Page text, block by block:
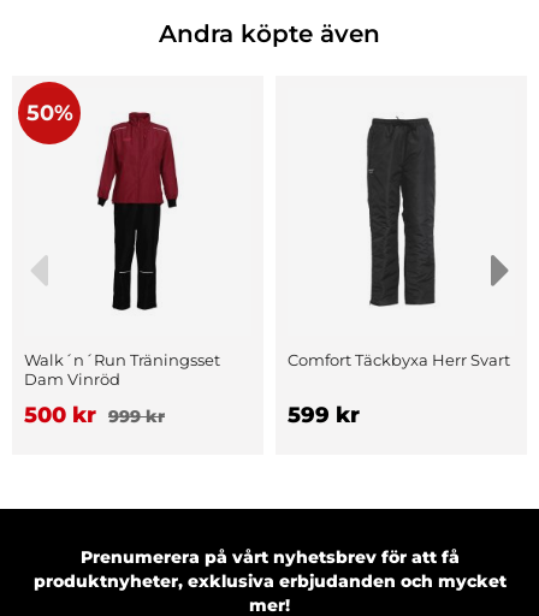
Andra köpte även
50%
Walk´n´Run Träningsset
Dam Vinröd
500 kr 999 kr
Comfort Täckbyxa Herr Svart
599 kr
Prenumerera på vårt nyhetsbrev för att få
produktnyheter, exklusiva erbjudanden och mycket
mer!